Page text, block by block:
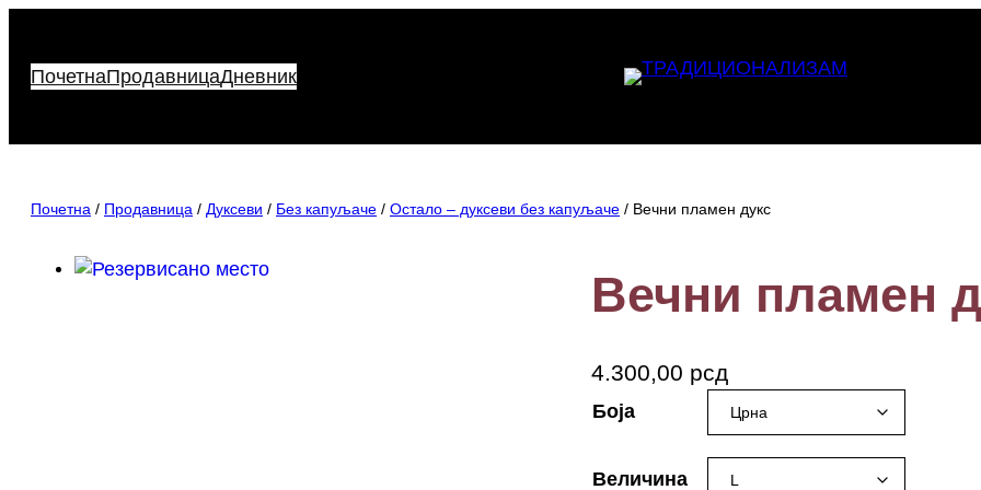
садржај
ПочетнаПродавницаДневник
Почетна / Продавница / Дуксеви / Без капуљаче / Остало – дуксеви без капуљаче / Вечни пламен дукс
Вечни пламен
4.300,00 рсд
Боја
Величина